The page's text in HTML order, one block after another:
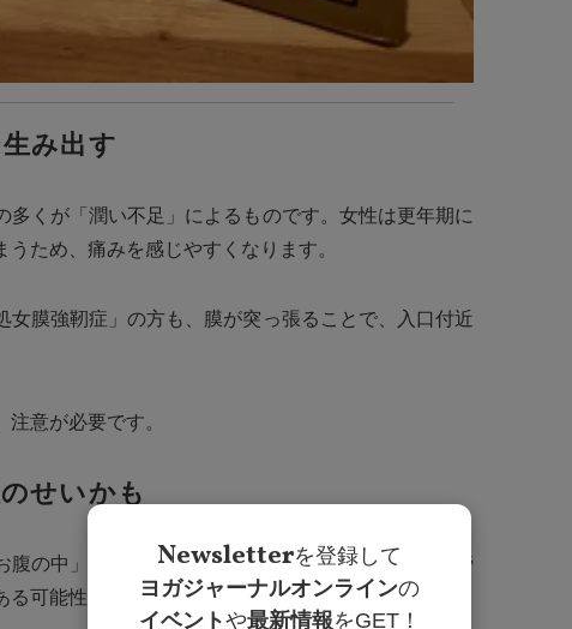
み出す
多くが「潤い不足」によるものです。女性は更年期に
ため、痛みを感じやすくなります。
女膜強靭症」の方も、膜が突っ張ることで、入口付近
意が必要です。
せいかも
腹の中」を意味します。腟の先には、子宮や卵巣、膀
可能性がある、ということなんです。
Newsletterを登録して
ヨガジャーナルオンラインの
イベントや最新情報をGET！